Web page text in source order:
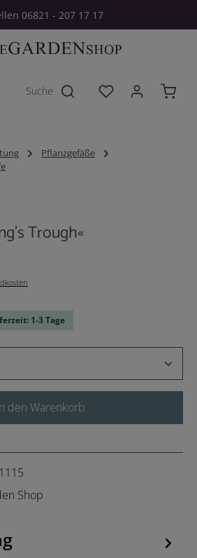
06821 - 207 17 17
Du hast 0
Pflanzgefäße
Trough«
1-3 Tage
Gib den gewünschten
den Warenkorb
Shop